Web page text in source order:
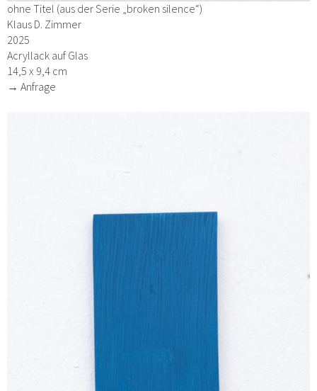
ohne Titel (aus der Serie „broken silence“)
Klaus D. Zimmer
2025
Acryllack auf Glas
14,5 x 9,4 cm
→ Anfrage